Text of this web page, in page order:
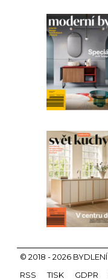
© 2018 - 2026 BYDLENÍ
RSS
TISK GDPR